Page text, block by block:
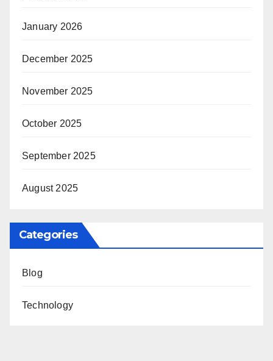
January 2026
December 2025
November 2025
October 2025
September 2025
August 2025
Categories
Blog
Technology